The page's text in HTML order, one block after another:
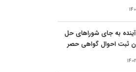
آینده به جای شوراهای حل
ثبت احوال گواهی حصر
به درخواست وراث صادر